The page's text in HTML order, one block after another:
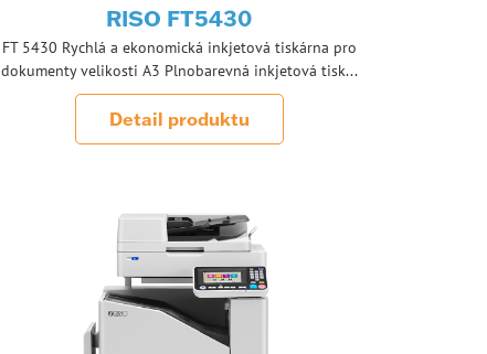
RISO FT5430
FT 5430 Rychlá a ekonomická inkjetová tiskárna pro
dokumenty velikosti A3 Plnobarevná inkjetová tisk...
Detail produktu